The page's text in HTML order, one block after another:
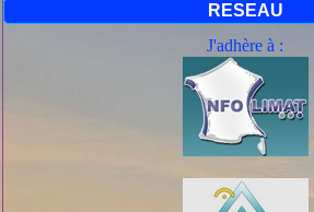
RESEAU
J'adhère à :